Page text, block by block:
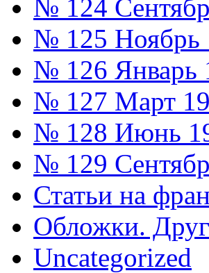
№ 124
№ 125 Ноябрь
№ 126 Январь
№ 127 Март
№ 128 Июнь
№ 129
Статьи на
Обложки.
Uncategorized